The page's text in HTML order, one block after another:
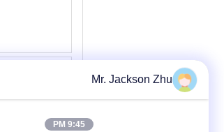
Mr. Jackson Zhu
9:45 PM